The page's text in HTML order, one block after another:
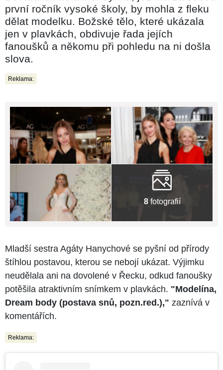
první ročník vysoké školy, by mohla z fleku
dělat modelku. Božské tělo, které ukázala
jen v plavkách, obdivuje řada jejích
fanoušků a někomu při pohledu na ni došla
slova.
Reklama:
8fotografií
Mladší sestra Agáty Hanychové se pyšní od přírody
štíhlou postavou, kterou se nebojí ukázat. Výjimku
neudělala ani na dovolené v Řecku, odkud fanoušky
potěšila atraktivním snímkem v plavkách. "Modelína,
Dream body (postava snů, pozn.red.)," zaznívá v
komentářích.
Reklama: